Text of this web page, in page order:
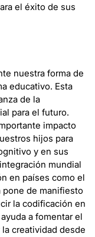
el éxito de sus
nuestra forma de
educativo. Esta
de la
para el futuro.
impacto
hijos para
y en sus
mundial
en países como el
pone de manifiesto
la codificación en
a fomentar el
creatividad desde